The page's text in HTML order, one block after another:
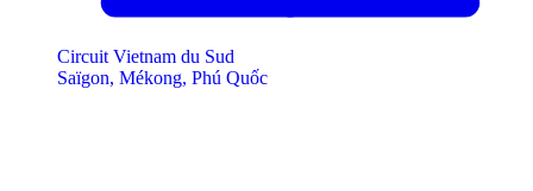
Circuit Vietnam du Sud
Saïgon, Mékong, Phú Quốc